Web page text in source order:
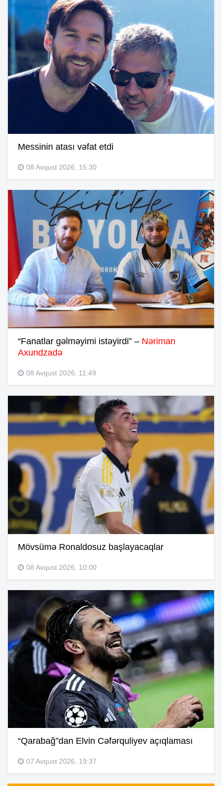
Messinin atası vəfat etdi
08 Avqust 2026, 15:30
“Fanatlar gəlməyimi istəyirdi” – Nəriman
Axundzadə
08 Avqust 2026, 11:49
Mövsümə Ronaldosuz başlayacaqlar
08 Avqust 2026, 10:00
“Qarabağ”dan Elvin Cəfərquliyev açıqlaması
07 Avqust 2026, 19:37